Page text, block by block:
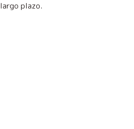
largo plazo.